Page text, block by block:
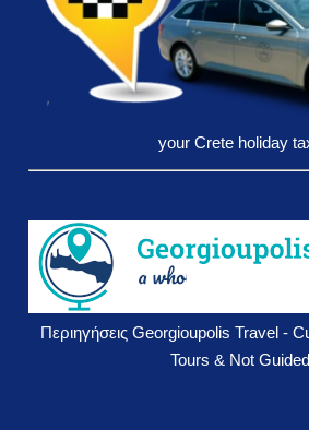
your Crete holiday
Περιηγήσεις Georgioupolis Travel -
Tours & Not Guided